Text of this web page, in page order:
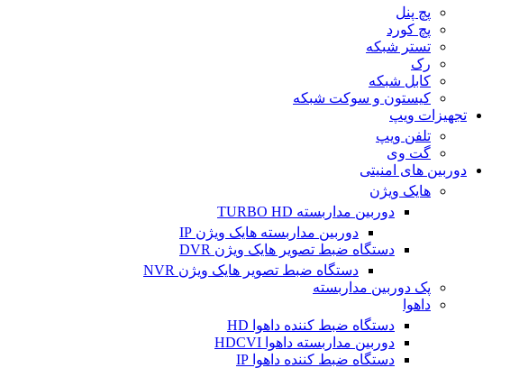
پچ پنل
پچ کورد
تستر شبکه
رک
کابل شبکه
کیستون و سوکت شبکه
تجهیزات ویپ
تلفن ویپ
گت وی
دوربین های امنیتی
هایک ویژن
دوربین مداربسته TURBO HD
دوربین مداربسته هایک ویژن IP
دستگاه ضبط تصویر هایک ویژن DVR
دستگاه ضبط تصویر هایک ویژن NVR
پک دوربین مداربسته
داهوا
دستگاه ضبط کننده داهوا HD
دوربین مداربسته داهوا HDCVI
دستگاه ضبط کننده داهوا IP